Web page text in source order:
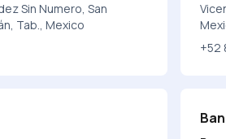
Sin Numero, San
Tab., Mexico
+52